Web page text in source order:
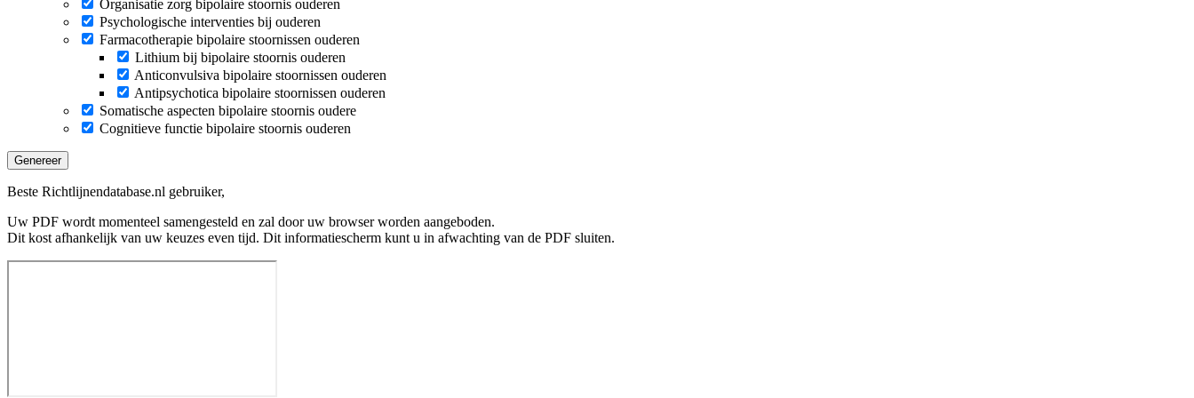
Organisatie zorg bipolaire stoornis ouderen
Psychologische interventies bij ouderen
Farmacotherapie bipolaire stoornissen ouderen
Lithium bij bipolaire stoornis ouderen
Anticonvulsiva bipolaire stoornissen ouderen
Antipsychotica bipolaire stoornissen ouderen
Somatische aspecten bipolaire stoornis oudere
Cognitieve functie bipolaire stoornis ouderen
Genereer
Beste Richtlijnendatabase.nl gebruiker,
Uw PDF wordt momenteel samengesteld en zal door uw browser worden aangeboden.
Dit kost afhankelijk van uw keuzes even tijd. Dit informatiescherm kunt u in afwachting van de PDF sluiten.